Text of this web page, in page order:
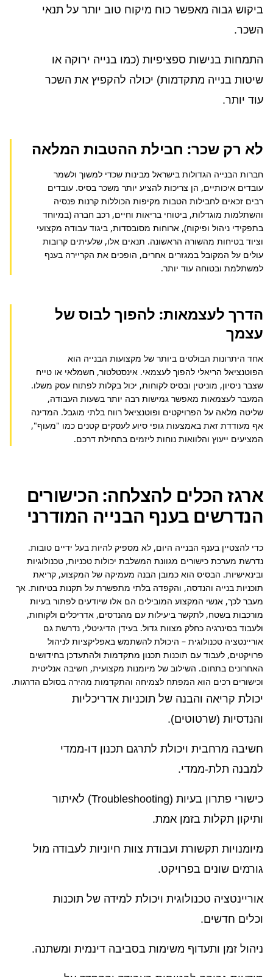
ביקוש גבוה מאפשר כוח מיקוח טוב יותר על תנאי
השכר.
התמחות בנישות ספציפיות (כמו בנייה ירוקה או
שיטות בנייה מתקדמות) יכולה להקפיץ את השכר
עוד יותר.
לא רק שכר: חבילת ההטבות המלאה
למשתלמת ובטוחה עוד יותר.
הדרך לעצמאות: להפוך לבוס של
עצמך
המציעים ייעוץ והלוואות נוחות ליזמים בתחילת דרכם.
ארגז הכלים להצלחה: הכישורים
הנדרשים בענף הבנייה המודרני
וכישורים רכים הוא המפתח לצמיחה והתקדמות מהירה בסולם הדרגות.
יכולת קריאה והבנה של תוכניות אדריכליות
והנדסיות (שרטוטים).
חשיבה מרחבית ויכולת לתרגם תכנון דו-ממדי
למבנה תלת-ממדי.
כישורי פתרון בעיות (Troubleshooting) לאיתור
ותיקון תקלות בזמן אמת.
מיומנויות תקשורת ועבודת צוות חיוניות לעבודה מול
גורמים שונים בפרויקט.
אוריינטציה טכנולוגית ויכולת למידה של תוכנות
וכלים חדשים.
ניהול זמן ותעדוף משימות בסביבה דינמית ומשתנה.